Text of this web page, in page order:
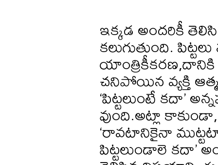
ఇక్కడ అందరికీ
కలుగుతుంది.
యాంత్రికీకరణ,దానికి
చనిపోయిన వ్యక్తి
‘పిట్టలుంటే కదా’
వుంది.అట్లా కాకుండా,
‘రావటానికైనా
పిట్టలుండాలె కదా’